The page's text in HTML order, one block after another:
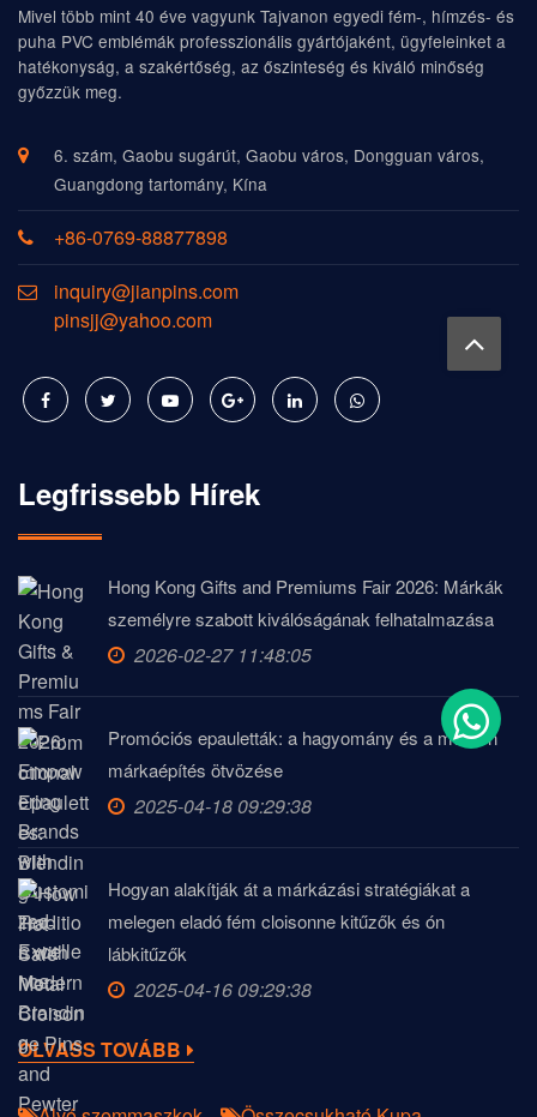
Mivel több mint 40 éve vagyunk Tajvanon egyedi fém-, hímzés- és
puha PVC emblémák professzionális gyártójaként, ügyfeleinket a
hatékonyság, a szakértőség, az őszinteség és kiváló minőség
győzzük meg.
6. szám, Gaobu sugárút, Gaobu város, Dongguan város,
Guangdong tartomány, Kína
+86-0769-88877898
inquiry@jianpins.com
pinsjj@yahoo.com
Legfrissebb Hírek
Hong Kong Gifts and Premiums Fair 2026: Márkák
személyre szabott kiválóságának felhatalmazása
2026-02-27 11:48:05
Promóciós epauletták: a hagyomány és a modern
márkaépítés ötvözése
2025-04-18 09:29:38
Hogyan alakítják át a márkázási stratégiákat a
melegen eladó fém cloisonne kitűzők és ón
lábkitűzők
2025-04-16 09:29:38
OLVASS TOVÁBB